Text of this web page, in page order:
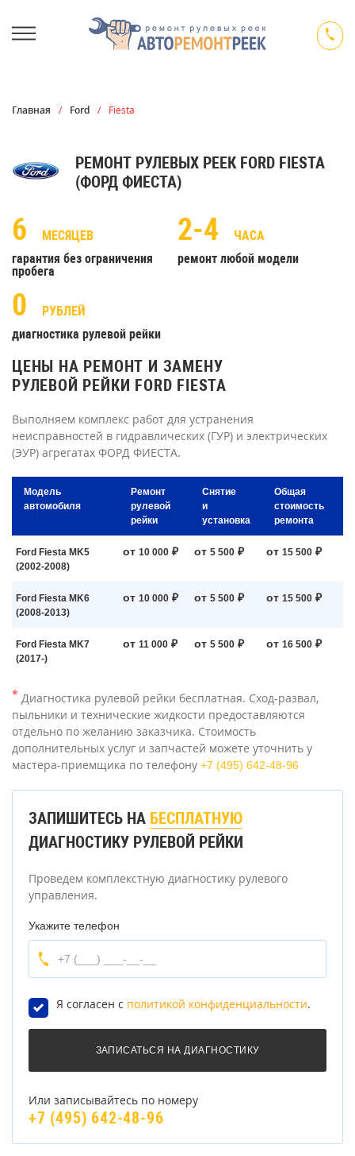
Главная / Ford / Fiesta
РЕМОНТ РУЛЕВЫХ РЕЕК FORD FIESTA
(ФОРД ФИЕСТА)
6
МЕСЯЦЕВ
гарантия без ограничения
пробега
2-4
ЧАСА
ремонт любой модели
0
РУБЛЕЙ
диагностика рулевой рейки
ЦЕНЫ НА РЕМОНТ И ЗАМЕНУ
РУЛЕВОЙ РЕЙКИ FORD FIESTA
Выполняем комплекс работ для устранения
неисправностей в гидравлических (ГУР) и электрических
(ЭУР) агрегатах ФОРД ФИЕСТА.
Модель
автомобиля
Ремонт
рулевой
рейки
Снятие
и
установка
Общая
стоимость
ремонта
Ford Fiesta MK5
(2002-2008)
от 10 000 ₽ от 5 500 ₽ от 15 500 ₽
Ford Fiesta MK6
(2008-2013)
от 10 000 ₽ от 5 500 ₽ от 15 500 ₽
Ford Fiesta MK7
(2017-)
от 11 000 ₽ от 5 500 ₽ от 16 500 ₽
* Диагностика рулевой рейки бесплатная. Сход-развал,
пыльники и технические жидкости предоставляются
отдельно по желанию заказчика. Стоимость
дополнительных услуг и запчастей можете уточнить у
мастера-приемщика по телефону +7 (495) 642-48-96
ЗАПИШИТЕСЬ НА БЕСПЛАТНУЮ
ДИАГНОСТИКУ РУЛЕВОЙ РЕЙКИ
Проведем комплекстную диагностику рулевого
управления.
Укажите телефон
Я согласен с политикой конфиденциальности.
Или записывайтесь по номеру
+7 (495) 642-48-96